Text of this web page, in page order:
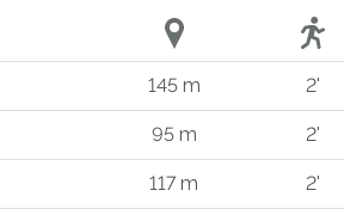
145 m 2'
95 m 2'
117 m 2'